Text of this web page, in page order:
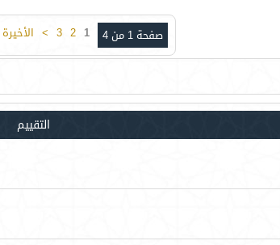
صفحة 1 من 4 1
2
3
> الأخيرة
التقييم